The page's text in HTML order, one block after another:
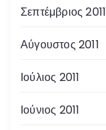
Σεπτέμβριος 2011
Αύγουστος 2011
Ιούλιος 2011
Ιούνιος 2011